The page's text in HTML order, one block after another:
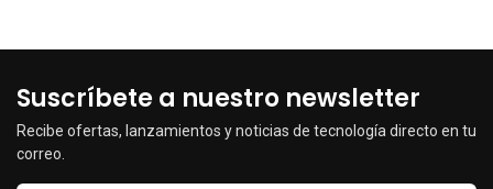
Suscríbete a nuestro newsletter
Recibe ofertas, lanzamientos y noticias de tecnología directo en tu
correo.